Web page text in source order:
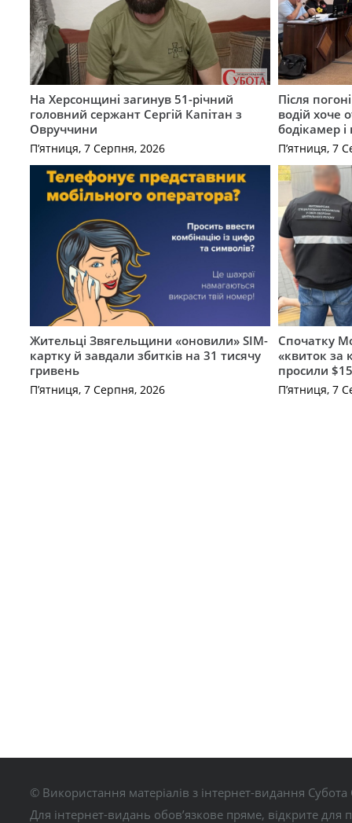
На Херсонщині загинув 51-річний
головний сержант Сергій Капітан з
Овруччини
П’ятниця, 7 Серпня, 2026
Після
водій хоче
бодікамер
П’ятниця, 7
Жительці Звягельщини «оновили» SIM-
картку й завдали збитків на 31 тисячу
гривень
П’ятниця, 7 Серпня, 2026
Спочатку
«квиток за
просили
П’ятниця, 7
© Використання матеріалів з інтернет-видання
Для інтернет-видань обов’язкове пряме, відкрите